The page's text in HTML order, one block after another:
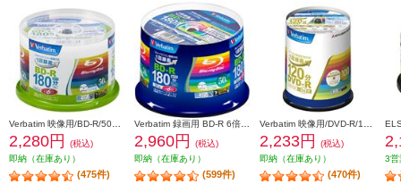
2,280円
(税込)
即納（在庫あり）
(475件)
2,960円
(税込)
即納（在庫あり）
(599件)
2,233円
(税込)
即納（在庫あり）
(470件)
3営